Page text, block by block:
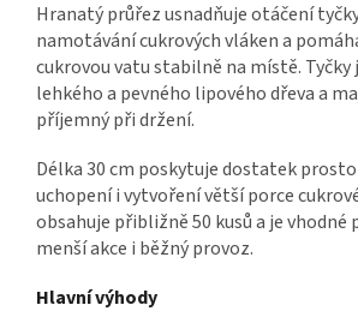
Hranatý průřez usnadňuje otáčení
namotávání cukrových vláken a
cukrovou vatu stabilně na místě. Tyčky
lehkého a pevného lipového dřeva a
příjemný při držení.
Délka 30 cm poskytuje dostatek
uchopení i vytvoření větší porce
obsahuje přibližně 50 kusů a je vhodné
menší akce i běžný provoz.
Hlavní výhody